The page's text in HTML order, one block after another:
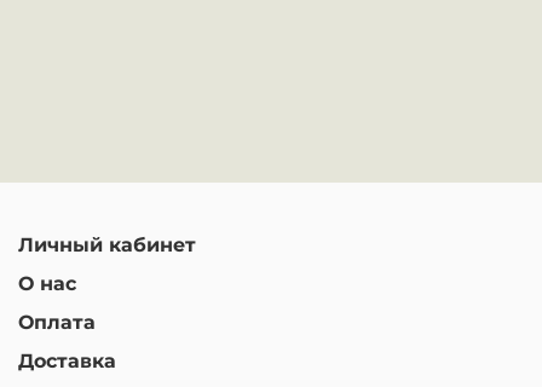
Личный кабинет
О нас
Оплата
Доставка